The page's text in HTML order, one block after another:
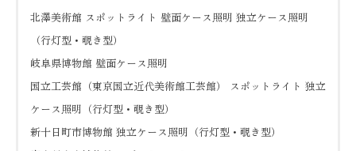
北澤美術館 スポットライト 壁面ケース照明 独立ケース照明
（行灯型・覗き型）
岐阜県博物館 壁面ケース照明
国立工芸館（東京国立近代美術館工芸館） スポットライト 独立
ケース照明（行灯型・覗き型）
新十日町市博物館 独立ケース照明（行灯型・覗き型）